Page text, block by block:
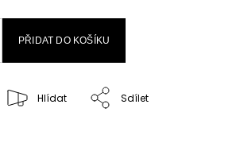
PŘIDAT DO KOŠÍKU
Hlídat Sdílet